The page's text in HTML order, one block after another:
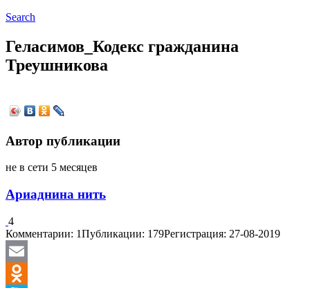
Search
Геласимов_Кодекс гражданина
Треушникова
Автор публикации
не в сети 5 месяцев
Ариаднина нить
4
Комментарии: 1Публикации: 179Регистрация: 27-08-2019
Email